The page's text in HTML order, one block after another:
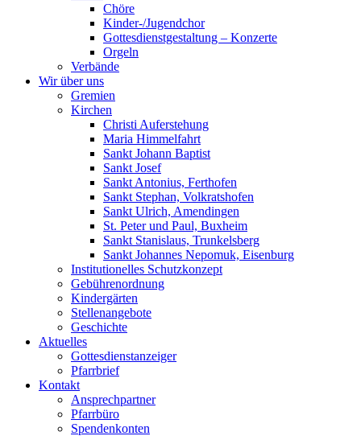
Chöre
Kinder-/Jugendchor
Gottesdienstgestaltung – Konzerte
Orgeln
Verbände
Wir über uns
Gremien
Kirchen
Christi Auferstehung
Maria Himmelfahrt
Sankt Johann Baptist
Sankt Josef
Sankt Antonius, Ferthofen
Sankt Stephan, Volkratshofen
Sankt Ulrich, Amendingen
St. Peter und Paul, Buxheim
Sankt Stanislaus, Trunkelsberg
Sankt Johannes Nepomuk, Eisenburg
Institutionelles Schutzkonzept
Gebührenordnung
Kindergärten
Stellenangebote
Geschichte
Aktuelles
Gottesdienstanzeiger
Pfarrbrief
Kontakt
Ansprechpartner
Pfarrbüro
Spendenkonten